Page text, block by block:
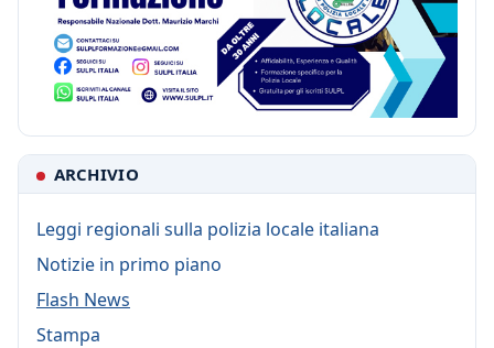
ARCHIVIO
Leggi regionali sulla polizia locale italiana
Notizie in primo piano
Flash News
Stampa